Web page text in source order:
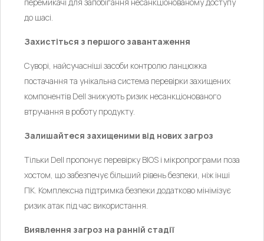
до шасі.
Захистіться з першого завантаження
Суворі, найсучасніші засоби контролю ланцюжка
постачання та унікальна система перевірки захищених
компонентів Dell знижують ризик несанкціонованого
втручання в роботу продукту.
Залишайтеся захищеними від нових загроз
Тільки Dell пропонує перевірку BIOS і мікропрограми поза
хостом, що забезпечує більший рівень безпеки, ніж інші
ПК. Комплексна підтримка безпеки додатково мінімізує
ризик атак під час використання.
Виявлення загроз на ранній стадії